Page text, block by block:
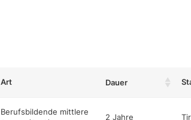
Art Dauer
Berufsbildende mittlere
2 Jahre